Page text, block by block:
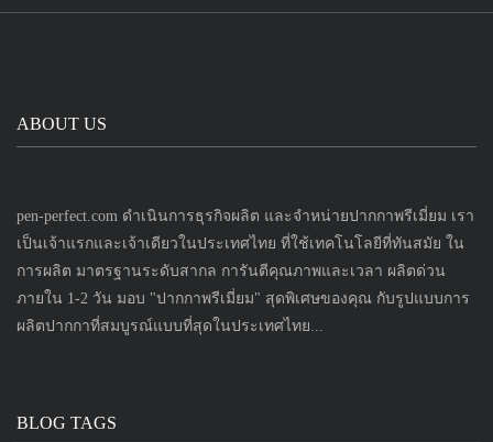
ABOUT US
pen-perfect.com ดำเนินการธุรกิจผลิต และจำหน่ายปากกาพรีเมี่ยม เรา
เป็นเจ้าแรกและเจ้าเดียวในประเทศไทย ที่ใช้เทคโนโลยีที่ทันสมัย ใน
การผลิต มาตรฐานระดับสากล การันตีคุณภาพและเวลา ผลิตด่วน
ภายใน 1-2 วัน มอบ "ปากกาพรีเมี่ยม" สุดพิเศษของคุณ กับรูปแบบการ
ผลิตปากกาที่สมบูรณ์แบบที่สุดในประเทศไทย...
BLOG TAGS